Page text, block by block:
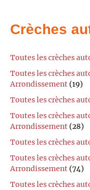
Crèches
Toutes les crèches
Toutes les crèches
Arrondissement (19)
Toutes les crèches
Toutes les crèches
Arrondissement (28)
Toutes les crèches
Toutes les crèches
Arrondissement (74)
Toutes les crèches